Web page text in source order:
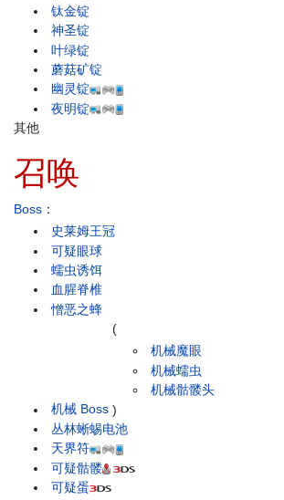
钛金锭
神圣锭
叶绿锭
蘑菇矿锭
幽灵锭
夜明锭
其他
召唤
Boss ：
史莱姆王冠
可疑眼球
蠕虫诱饵
血腥脊椎
憎恶之蜂
机械 Boss
(
机械魔眼
机械蠕虫
机械骷髅头
)
丛林蜥蜴电池
天界符
可疑骷髅
可疑蛋